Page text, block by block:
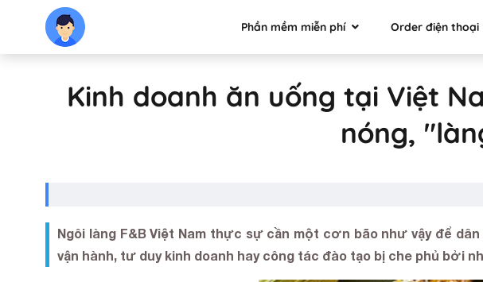
Phần mềm miễn phí Order điện thoại
Kinh doanh ăn uống tại Việt
nóng,
Ngôi làng F&B Việt Nam thực sự cần một cơn bão như vậy để
vận hành, tư duy kinh doanh hay công tác đào tạo bị che phủ bởi